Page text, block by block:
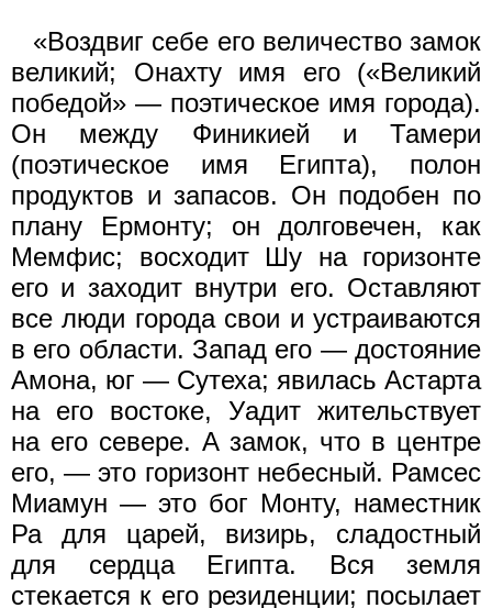
«Воздвиг себе его величество замок
великий; Онахту имя его («Великий
победой» — поэтическое имя города).
Он между Финикией и Тамери
(поэтическое имя Египта), полон
продуктов и запасов. Он подобен по
плану Ермонту; он долговечен, как
Мемфис; восходит Шу на горизонте
его и заходит внутри его. Оставляют
все люди города свои и устраиваются
в его области. Запад его — достояние
Амона, юг — Сутеха; явилась Астарта
на его востоке, Уадит жительствует
на его севере. А замок, что в центре
его, — это горизонт небесный. Рамсес
Миамун — это бог Монту, наместник
Ра для царей, визирь, сладостный
для сердца Египта. Вся земля
стекается к его резиденции; посылает